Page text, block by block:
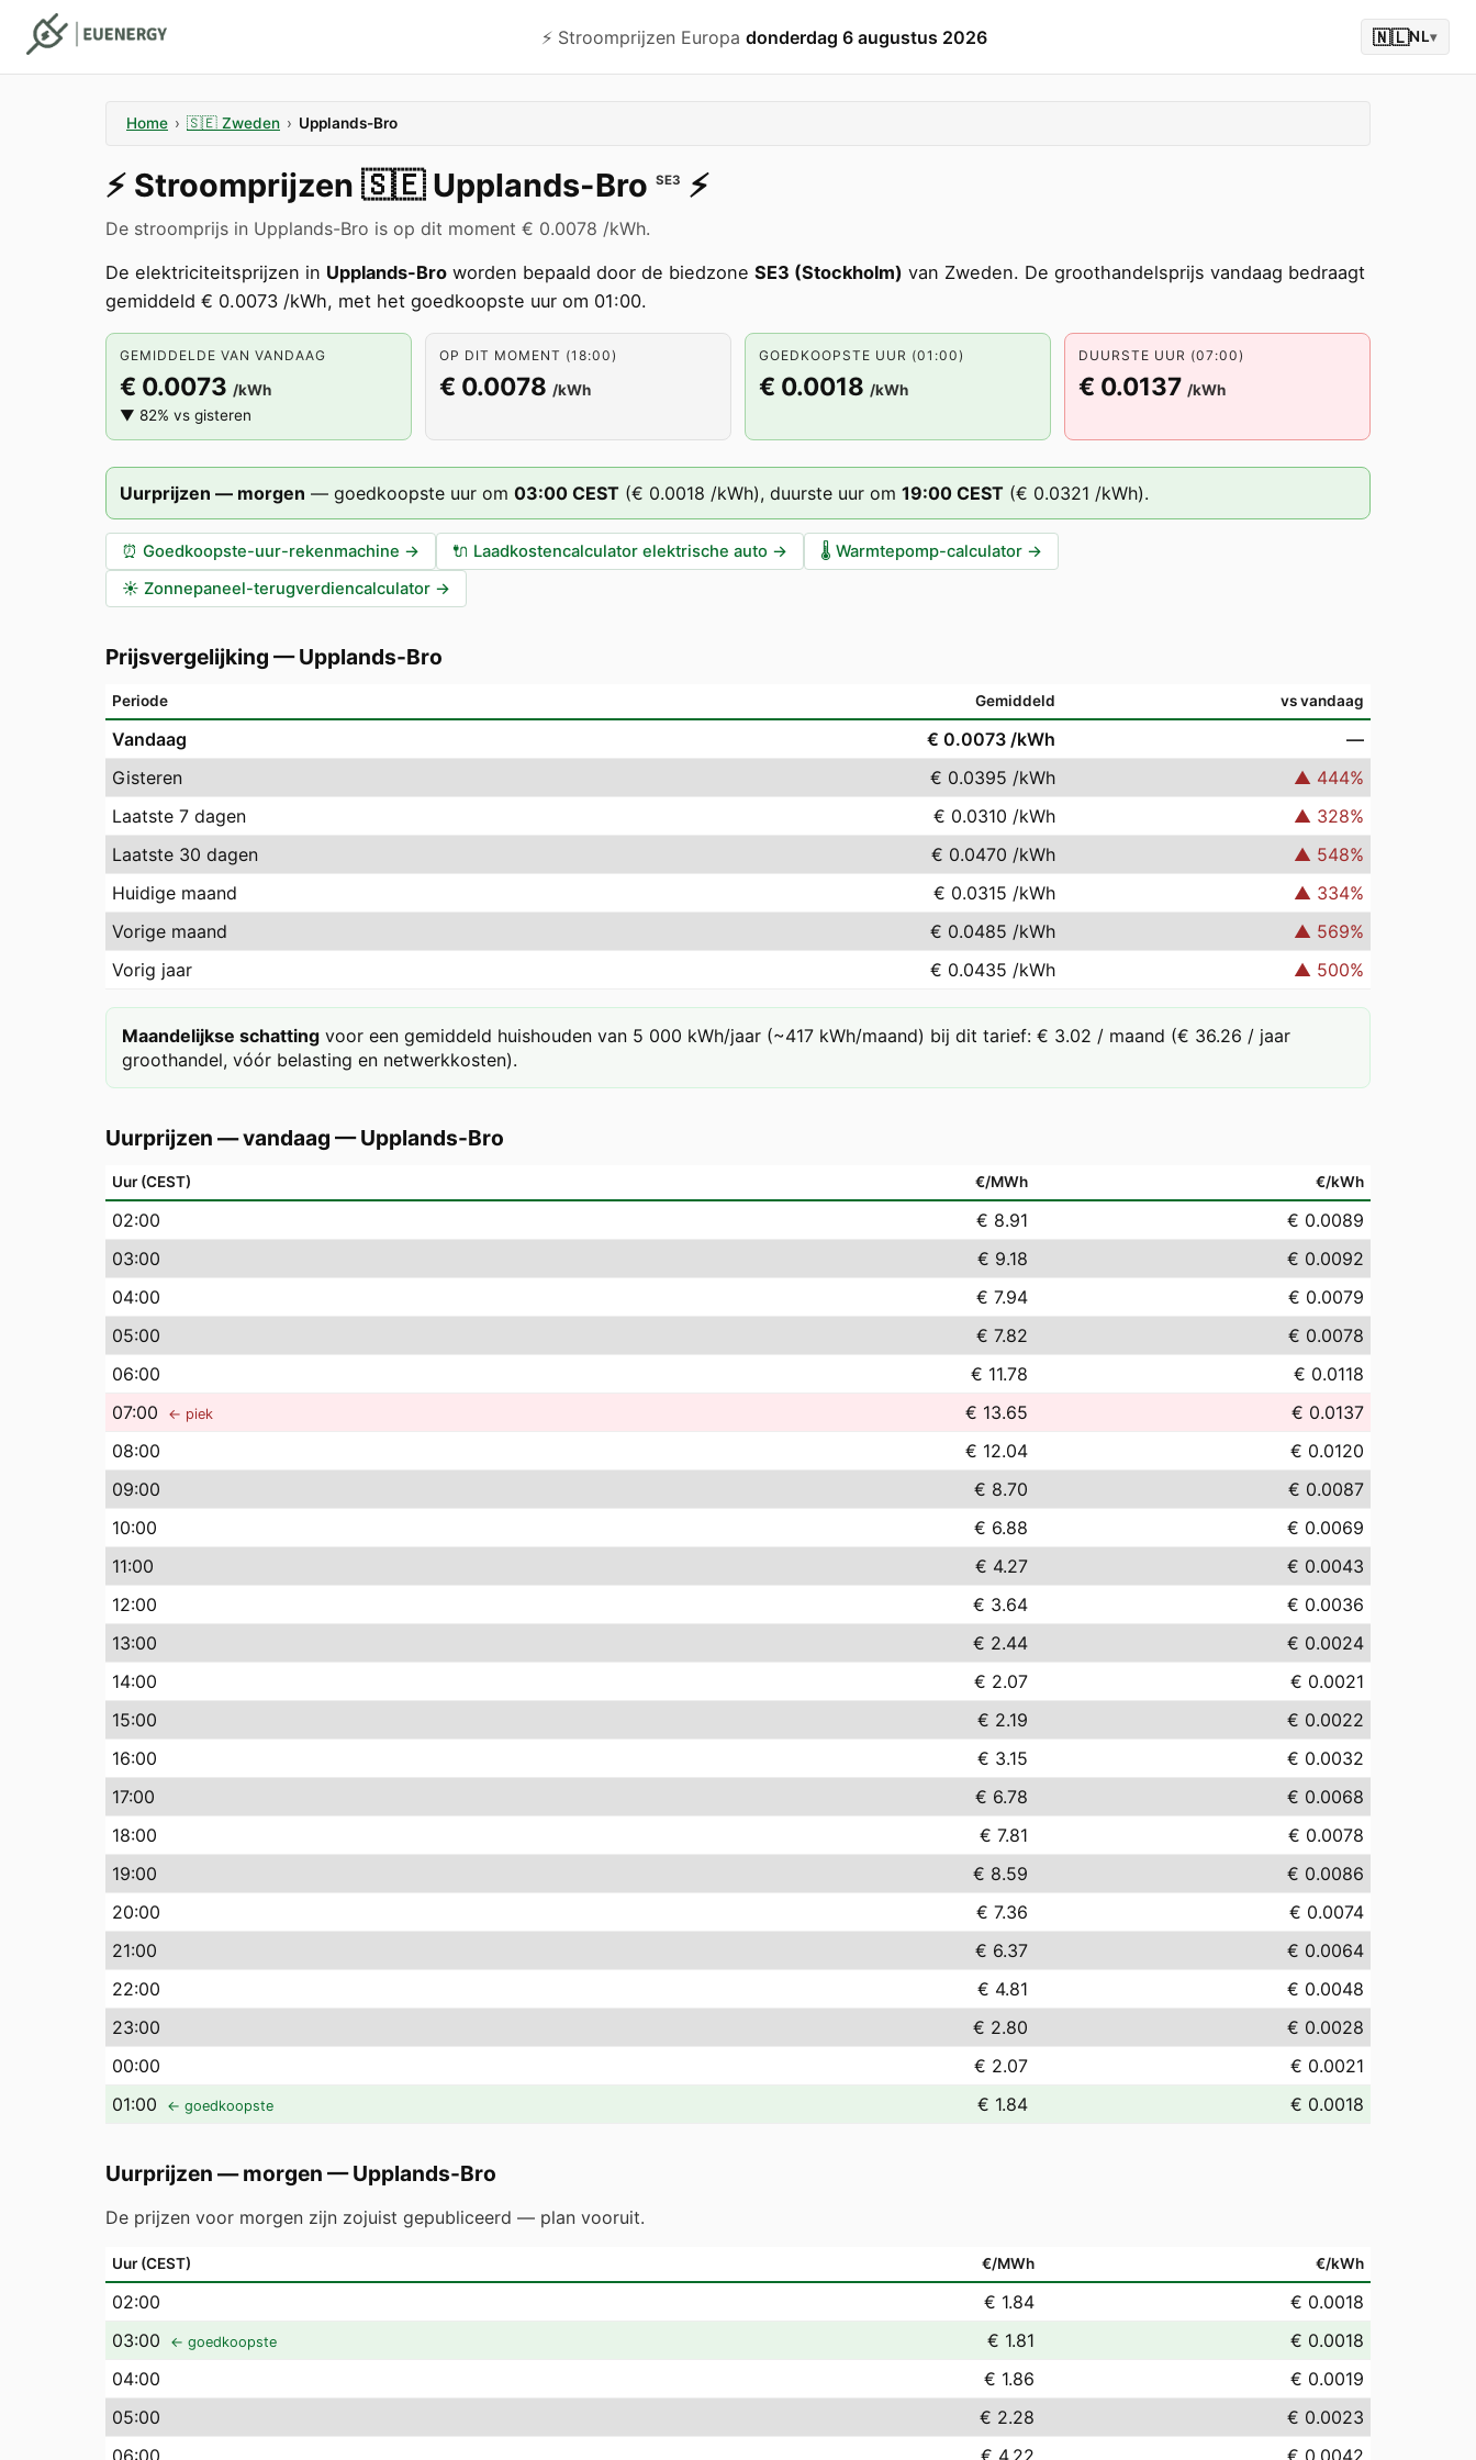
⚡️ Stroomprijzen Europa donderdag 6 augustus 2026 🇳🇱NL▾
Home › 🇸🇪 Zweden › Upplands-Bro
⚡️ Stroomprijzen 🇸🇪 Upplands-Bro SE3 ⚡️
De stroomprijs in Upplands-Bro is op dit moment € 0.0078 /kWh.
De elektriciteitsprijzen in Upplands-Bro worden bepaald door de biedzone SE3 (Stockholm) van Zweden. De groothandelsprijs vandaag bedraagt
gemiddeld € 0.0073 /kWh, met het goedkoopste uur om 01:00.
GEMIDDELDE VAN VANDAAG
€ 0.0073 /kWh
▼ 82% vs gisteren
OP DIT MOMENT (18:00)
€ 0.0078 /kWh
GOEDKOOPSTE UUR (01:00)
€ 0.0018 /kWh
DUURSTE UUR (07:00)
€ 0.0137 /kWh
Uurprijzen — morgen — goedkoopste uur om 03:00 CEST (€ 0.0018 /kWh), duurste uur om 19:00 CEST (€ 0.0321 /kWh).
⏰ Goedkoopste-uur-rekenmachine → 🔌 Laadkostencalculator elektrische auto → 🌡️ Warmtepomp-calculator →
☀️ Zonnepaneel-terugverdiencalculator →
Prijsvergelijking —Upplands-Bro
Periode Gemiddeld vs vandaag
Vandaag € 0.0073 /kWh
—
Gisteren
€ 0.0395 /kWh ▲ 444%
Laatste 7 dagen
€ 0.0310 /kWh ▲ 328%
Laatste 30 dagen
€ 0.0470 /kWh ▲ 548%
Huidige maand
€ 0.0315 /kWh ▲ 334%
Vorige maand
€ 0.0485 /kWh ▲ 569%
Vorig jaar
€ 0.0435 /kWh ▲ 500%
Maandelijkse schatting voor een gemiddeld huishouden van 5 000 kWh/jaar (~417 kWh/maand) bij dit tarief: € 3.02 / maand (€ 36.26 / jaar
groothandel, vóór belasting en netwerkkosten).
Uurprijzen — vandaag —Upplands-Bro
Uur (CEST) €/MWh €/kWh
02:00 € 8.91
€ 0.0089
03:00 € 9.18
€ 0.0092
04:00 € 7.94
€ 0.0079
05:00 € 7.82
€ 0.0078
06:00 € 11.78
€ 0.0118
07:00 ← piek € 13.65
€ 0.0137
08:00 € 12.04
€ 0.0120
09:00 € 8.70
€ 0.0087
10:00 € 6.88
€ 0.0069
11:00 € 4.27
€ 0.0043
12:00 € 3.64
€ 0.0036
13:00 € 2.44
€ 0.0024
14:00 € 2.07
€ 0.0021
15:00 € 2.19
€ 0.0022
16:00 € 3.15
€ 0.0032
17:00 € 6.78
€ 0.0068
18:00 € 7.81
€ 0.0078
19:00 € 8.59
€ 0.0086
20:00 € 7.36
€ 0.0074
21:00 € 6.37
€ 0.0064
22:00 € 4.81
€ 0.0048
23:00 € 2.80
€ 0.0028
00:00 € 2.07
€ 0.0021
01:00 ← goedkoopste € 1.84 € 0.0018
Uurprijzen — morgen —Upplands-Bro
De prijzen voor morgen zijn zojuist gepubliceerd — plan vooruit.
Uur (CEST) €/MWh €/kWh
02:00 € 1.84
€ 0.0018
03:00 ← goedkoopste € 1.81
€ 0.0018
04:00 € 1.86
€ 0.0019
05:00 € 2.28
€ 0.0023
06:00 € 4.22 € 0.0042